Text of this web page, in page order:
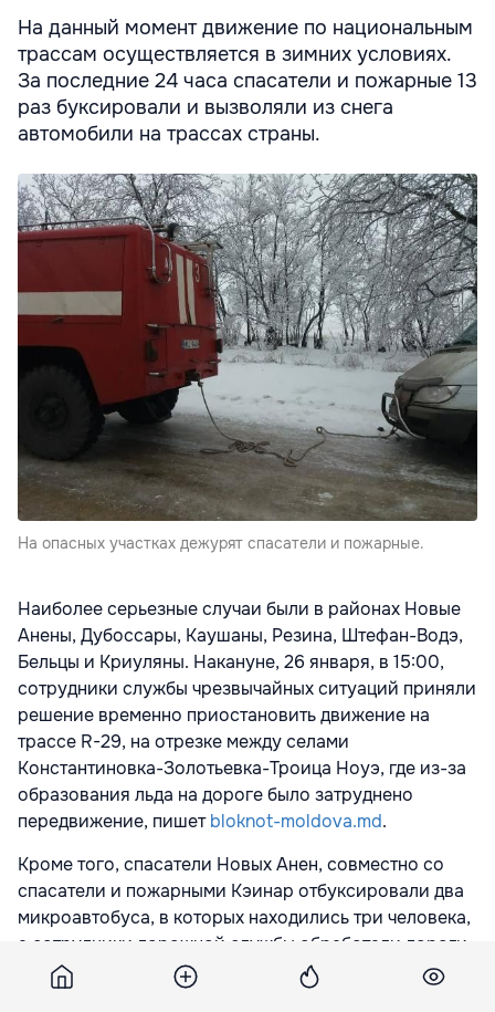
На данный момент движение по национальным
трассам осуществляется в зимних условиях.
За последние 24 часа спасатели и пожарные 13
раз буксировали и вызволяли из снега
автомобили на трассах страны.
На опасных участках дежурят спасатели и пожарные.
Наиболее серьезные случаи были в районах Новые
Анены, Дубоссары, Каушаны, Резина, Штефан-Водэ,
Бельцы и Криуляны. Накануне, 26 января, в 15:00,
сотрудники службы чрезвычайных ситуаций приняли
решение временно приостановить движение на
трассе R-29, на отрезке между селами
Константиновка-Золотьевка-Троица Ноуэ, где из-за
образования льда на дороге было затруднено
передвижение, пишетbloknot-moldova.md.
Кроме того, спасатели Новых Анен, совместно со
спасатели и пожарными Кэинар отбуксировали два
микроавтобуса, в которых находились три человека,
а сотрудники дорожной службы обработали дороги
противогололедным реагентом, благодаря чему в